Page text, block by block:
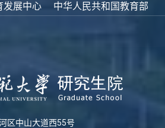
发展中心
中华人民共和国教育部
区中山大道西55号